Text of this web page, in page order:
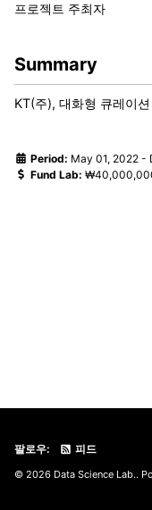
프로젝트 주최자
Summary
KT(주), 대화형 큐레이
Period: May 01, 2022 -
Fund Lab:
팔로우: 피드
© 2026 Data Science Lab..